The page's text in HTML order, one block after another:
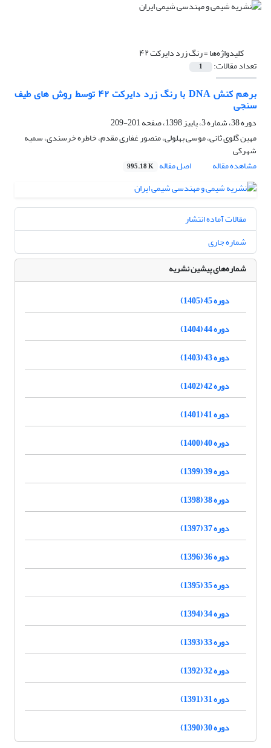
کلیدواژه‌ها =رنگ زرد دایرکت ۴۲
تعداد مقالات: 1
برهم کنش DNA با رنگ زرد دایرکت ۴۲ توسط روش های طیف
سنجی
دوره 38، شماره 3، پاییز 1398، صفحه
201-209
مهین گلوی ثانی، موسی بهلولی، منصور غفاری مقدم، خاطره خرسندی، سمیه
شهرکی
مشاهده مقاله
اصل مقاله 995.18 K
مقالات آماده انتشار
شماره جاری
شماره‌های پیشین نشریه
دوره 45 (1405)
دوره 44 (1404)
دوره 43 (1403)
دوره 42 (1402)
دوره 41 (1401)
دوره 40 (1400)
دوره 39 (1399)
دوره 38 (1398)
دوره 37 (1397)
دوره 36 (1396)
دوره 35 (1395)
دوره 34 (1394)
دوره 33 (1393)
دوره 32 (1392)
دوره 31 (1391)
دوره 30 (1390)